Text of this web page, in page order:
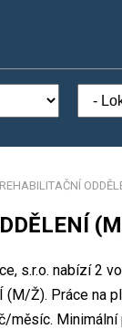
s.r.o. nabízí 2
(M/Ž). Práce na
měsíc.